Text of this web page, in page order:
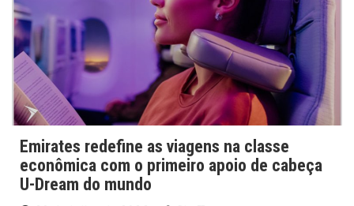
Emirates redefine as viagens na classe
econômica com o primeiro apoio de cabeça
U-Dream do mundo